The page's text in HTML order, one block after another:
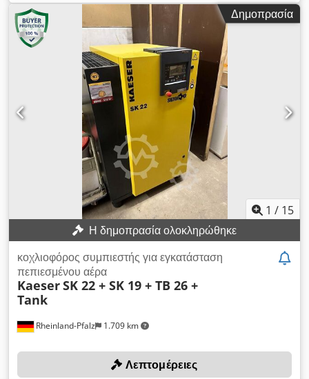
bar - Ισχύς αναρρόφησης: 660 l/min - Ταχύτητα: 1025
στροφές/λεπτό - Όγκος δοχείου: 270 l Dodjzk Nqkspfx
Amneck - Θόρυβος: 78 dB(A) - Ονομαστική παροχή: 520
l/min - Έξοδος αέρα: 3/4"i - Ισχύς κινητήρα: 4 kW - Τιμή
ισχύος αναρρόφησης: 660 (l/min) - Τύπος μετάδοσης:
Τραπεζοειδής ιμάντας - Σχεδίαση δοχείου: κάθετο - Ισχύς (kW):
4,0 - Τάση (V): 400 V - Τρόπος εκκίνησης: Άμεση εκκίνηση
(DOL) - Τύπος συμπιεστή: 2 σταδίων - Διαστάσεις:
750x705x1800 mm - Βάρος: 170 kg Με ψυκτικό ξηραντήρα DK
985 Eco: - Παροχή σε όγκο σε σημείο δρόσου υπό πίεση +3
°C: 600 l/min - Κατανάλωση ρεύματος: 0,3 kW - Απώλεια
πίεσης: 0,25 bar - Τάση: 230 V - με αυτόματο διαχωριστή
συμπυκνωμάτων - Διαστάσεις: 325 x 263 x 745 mm - Βάρος:
25 kg Διαθεσιμότητα: άμεσα Τοποθεσία αποθήκευσης: 63934
Δημοπρασία
1 / 15
Η δημοπρασία ολοκληρώθηκε
Rheinland-Pfalz 1.709 km
κοχλιοφόρος συμπιεστής για εγκατάσταση
πεπιεσμένου αέρα
KaeserSK 22 + SK 19 + TB 26 +
Tank
Λεπτομέρειες